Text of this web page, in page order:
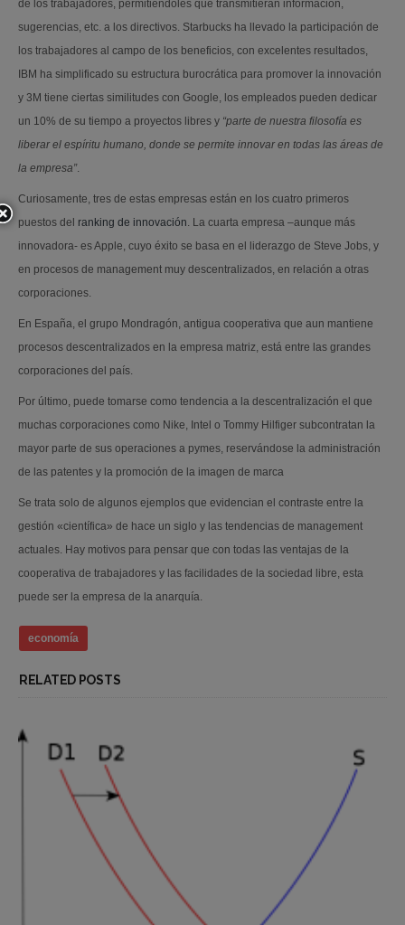
de los trabajadores, permitiéndoles que transmitieran información,
sugerencias, etc. a los directivos. Starbucks ha llevado la participación de
los trabajadores al campo de los beneficios, con excelentes resultados,
IBM ha simplificado su estructura burocrática para promover la innovación
y 3M tiene ciertas similitudes con Google, los empleados pueden dedicar
un 10% de su tiempo a proyectos libres y “parte de nuestra filosofía es
liberar el espíritu humano, donde se permite innovar en todas las áreas de
la empresa”.
Curiosamente, tres de estas empresas están en los cuatro primeros
puestos del ranking de innovación. La cuarta empresa –aunque más
innovadora- es Apple, cuyo éxito se basa en el liderazgo de Steve Jobs, y
en procesos de management muy descentralizados, en relación a otras
corporaciones.
En España, el grupo Mondragón, antigua cooperativa que aun mantiene
procesos descentralizados en la empresa matriz, está entre las grandes
corporaciones del país.
Por último, puede tomarse como tendencia a la descentralización el que
muchas corporaciones como Nike, Intel o Tommy Hilfiger subcontratan la
mayor parte de sus operaciones a pymes, reservándose la administración
de las patentes y la promoción de la imagen de marca
Se trata solo de algunos ejemplos que evidencian el contraste entre la
gestión «científica» de hace un siglo y las tendencias de management
actuales. Hay motivos para pensar que con todas las ventajas de la
cooperativa de trabajadores y las facilidades de la sociedad libre, esta
puede ser la empresa de la anarquía.
economía
RELATED POSTS